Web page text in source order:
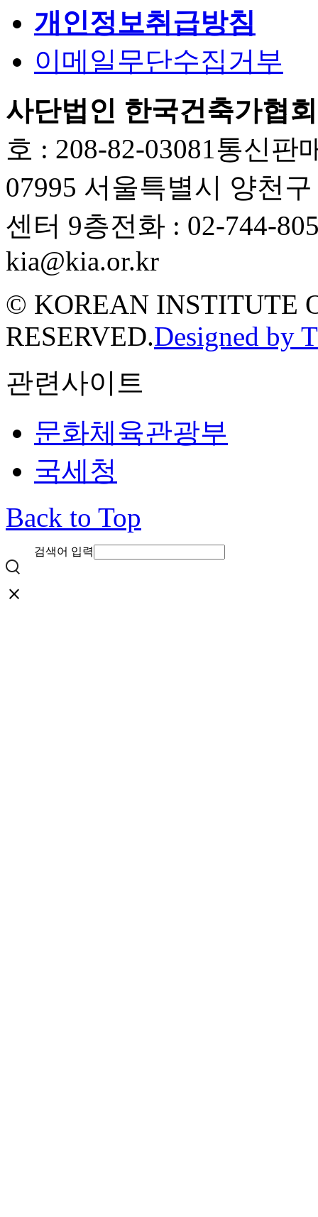
개인정보취급방침
이메일무단수집거부
사단법인 한국건축가협회
호 : 208-82-03081 통신판
07995 서울특별시 양천
센터 9층전화 : 02-744-
kia@kia.or.kr
© KOREAN INSTITUTE
RESERVED.Designed by
관련사이트
문화체육관광부
국세청
Back to Top
검색어 입력
close